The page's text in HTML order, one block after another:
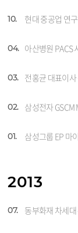
10. 현대 중공업 연
04. 아산병원 PACS
03. 전홍균 대표이사
02. 삼성전자 GSCM
01. 삼성그룹 EP 마
2013
07. 동부화재 차세대